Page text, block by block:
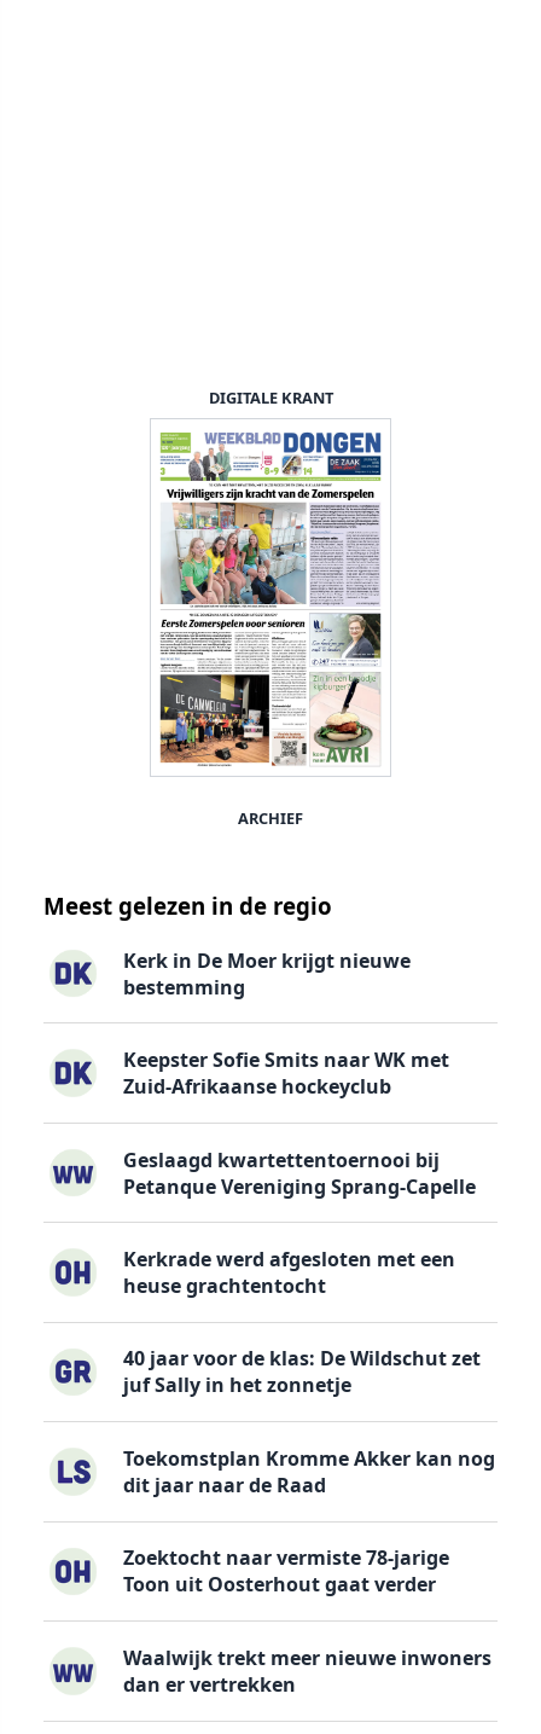
DIGITALE KRANT
ARCHIEF
Meest gelezen in de regio
Kerk in De Moer krijgt nieuwe
bestemming
Keepster Sofie Smits naar WK met
Zuid-Afrikaanse hockeyclub
Geslaagd kwartettentoernooi bij
Petanque Vereniging Sprang-Capelle
Kerkrade werd afgesloten met een
heuse grachtentocht
40 jaar voor de klas: De Wildschut zet
juf Sally in het zonnetje
Toekomstplan Kromme Akker kan nog
dit jaar naar de Raad
Zoektocht naar vermiste 78-jarige
Toon uit Oosterhout gaat verder
Waalwijk trekt meer nieuwe inwoners
dan er vertrekken